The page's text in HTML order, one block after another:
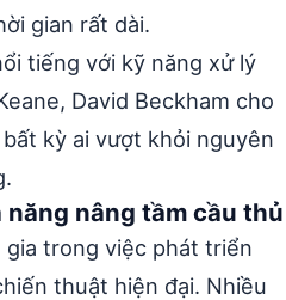
gian rất dài.
tiếng với kỹ năng xử lý
David Beckham cho
kỳ ai vượt khỏi nguyên
năng nâng tầm cầu thủ
gia trong việc phát triển
thuật hiện đại. Nhiều